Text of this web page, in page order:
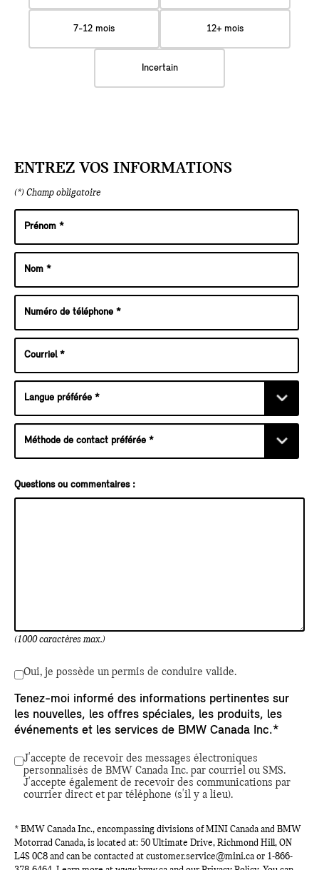
7-12 mois 12+ mois
Incertain
ENTREZ VOS INFORMATIONS
(*) Champ obligatoire
Questions ou commentaires :
(1000 caractères max.)
Oui, je possède un permis de conduire valide.
Tenez-moi informé des informations pertinentes sur
les nouvelles, les offres spéciales, les produits, les
événements et les services de BMW Canada Inc.*
J'accepte de recevoir des messages électroniques
personnalisés de BMW Canada Inc. par courriel ou SMS.
J'accepte également de recevoir des communications par
courrier direct et par téléphone (s'il y a lieu).
* BMW Canada Inc., encompassing divisions of MINI Canada and BMW
Motorrad Canada, is located at: 50 Ultimate Drive, Richmond Hill, ON
L4S 0C8 and can be contacted at customer.service@mini.ca or 1-866-